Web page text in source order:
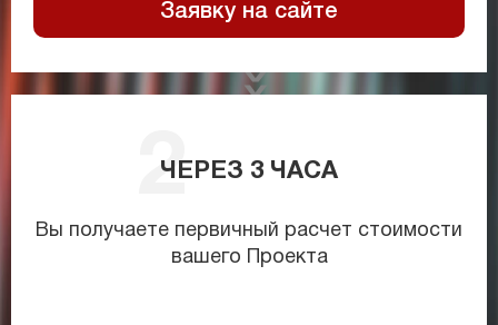
Заявку на сайте
ЧЕРЕЗ 3 ЧАСА
Вы получаете первичный расчет стоимости
вашего Проекта